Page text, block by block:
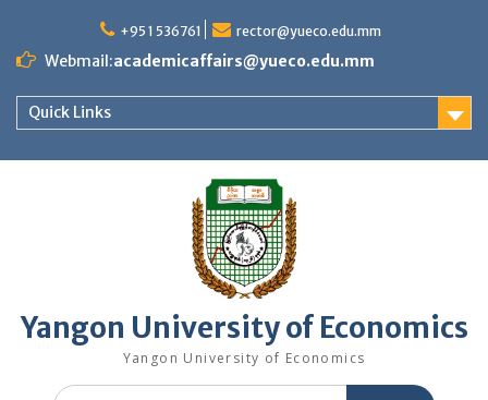
content
+95 1 536761 rector@yueco.edu.mm
Webmail:academicaffairs@yueco.edu.mm
Quick Links
Yangon University of Economics
Yangon University of Economics
Search